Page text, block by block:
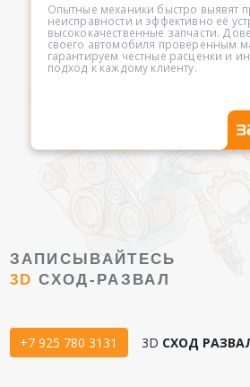
Опытные механики быстро выявят
неисправности и эффективно её
высококачественные запчасти.
своего автомобиля проверенным
гарантируем честные расценки и
подход к каждому клиенту.
ЗАПИСЫВАЙТЕСЬ
3D СХОД-РАЗВАЛ
+7 925 780 3131 3D СХОД